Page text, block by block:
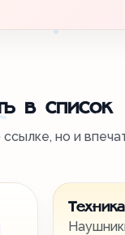
в список
но и
Техника